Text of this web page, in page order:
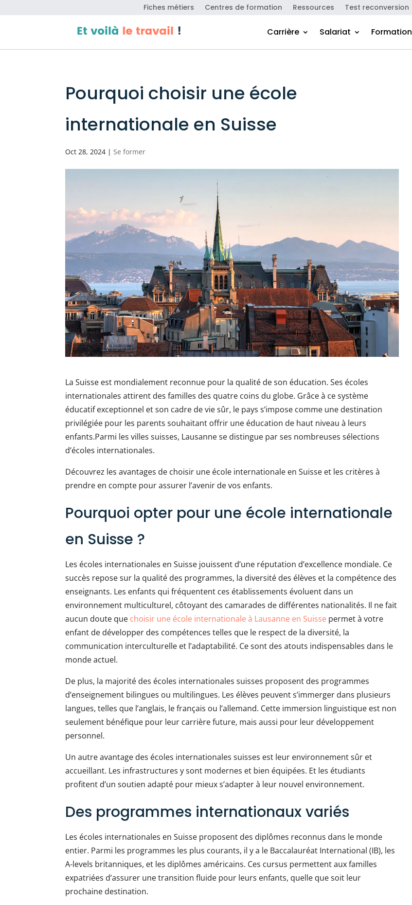
Fiches métiers Centres de formation Ressources Test reconversion
Carrière Salariat Formation
Pourquoi choisir une école
internationale en Suisse
Oct 28, 2024 |Se former
La Suisse est mondialement reconnue pour la qualité de son éducation. Ses écoles
internationales attirent des familles des quatre coins du globe. Grâce à ce système
éducatif exceptionnel et son cadre de vie sûr, le pays s’impose comme une destination
privilégiée pour les parents souhaitant offrir une éducation de haut niveau à leurs
enfants.Parmi les villes suisses, Lausanne se distingue par ses nombreuses sélections
d’écoles internationales.
Découvrez les avantages de choisir une école internationale en Suisse et les critères à
prendre en compte pour assurer l’avenir de vos enfants.
Pourquoi opter pour une école internationale
en Suisse ?
Les écoles internationales en Suisse jouissent d’une réputation d’excellence mondiale. Ce
succès repose sur la qualité des programmes, la diversité des élèves et la compétence des
enseignants. Les enfants qui fréquentent ces établissements évoluent dans un
environnement multiculturel, côtoyant des camarades de différentes nationalités. Il ne fait
aucun doute que choisir une école internationale à Lausanne en Suisse permet à votre
enfant de développer des compétences telles que le respect de la diversité, la
communication interculturelle et l’adaptabilité. Ce sont des atouts indispensables dans le
monde actuel.
De plus, la majorité des écoles internationales suisses proposent des programmes
d’enseignement bilingues ou multilingues. Les élèves peuvent s’immerger dans plusieurs
langues, telles que l’anglais, le français ou l’allemand. Cette immersion linguistique est non
seulement bénéfique pour leur carrière future, mais aussi pour leur développement
personnel.
Un autre avantage des écoles internationales suisses est leur environnement sûr et
accueillant. Les infrastructures y sont modernes et bien équipées. Et les étudiants
profitent d’un soutien adapté pour mieux s’adapter à leur nouvel environnement.
Des programmes internationaux variés
Les écoles internationales en Suisse proposent des diplômes reconnus dans le monde
entier. Parmi les programmes les plus courants, il y a le Baccalauréat International (IB), les
A-levels britanniques, et les diplômes américains. Ces cursus permettent aux familles
expatriées d’assurer une transition fluide pour leurs enfants, quelle que soit leur
prochaine destination.